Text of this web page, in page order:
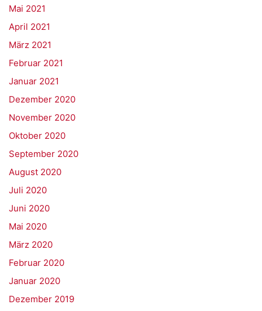
Mai 2021
April 2021
März 2021
Februar 2021
Januar 2021
Dezember 2020
November 2020
Oktober 2020
September 2020
August 2020
Juli 2020
Juni 2020
Mai 2020
März 2020
Februar 2020
Januar 2020
Dezember 2019